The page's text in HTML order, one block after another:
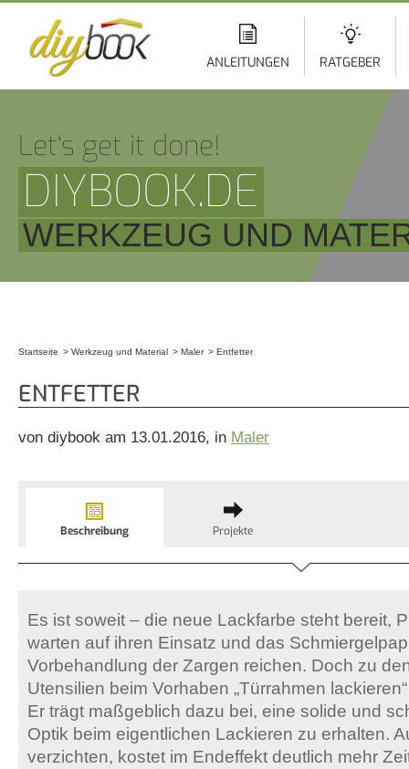
ANLEITUNGEN RATGEBER
Let‘s get it done!
DIYBOOK.DE
WERKZEUG UND
Startseite Werkzeug und Material Maler Entfetter
ENTFETTER
von diybook am 13.01.2016, in Maler
Beschreibung Projekte
Es ist soweit – die neue Lackfarbe steht bereit,
warten auf ihren Einsatz und das
Vorbehandlung der Zargen reichen. Doch zu
Utensilien beim Vorhaben „Türrahmen
Er trägt maßgeblich dazu bei, eine solide und
Optik beim eigentlichen Lackieren zu erhalten.
verzichten, kostet im Endeffekt deutlich mehr